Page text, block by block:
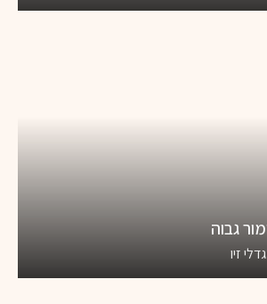
גבוה
זיו